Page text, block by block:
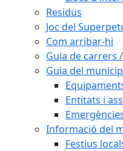
Residus
Joc del
Com arribar-hi
Guia de carrers
Guia del
Entitats i
Informació del
Festius